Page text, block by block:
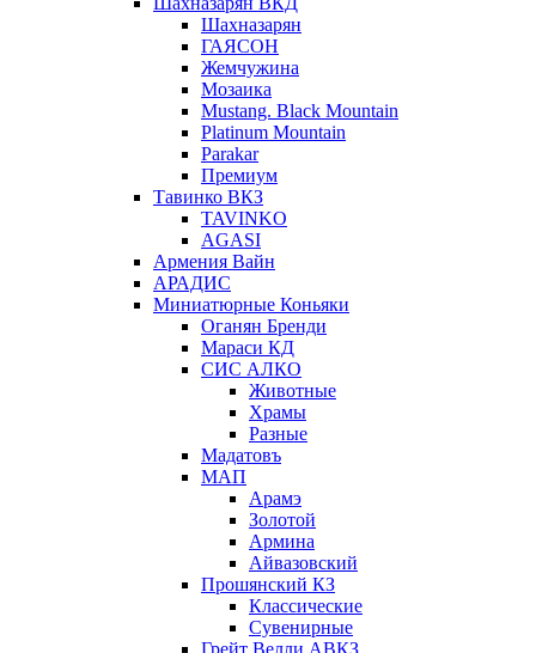
Шахназарян
ГАЯСОН
Жемчужина
Мозаика
Mustang. Black Mountain
Platinum Mountain
Parakar
Премиум
Тавинко ВКЗ
TAVINKO
AGASI
Армения Вайн
АРАДИС
Миниатюрные Коньяки
Оганян Бренди
Мараси КД
СИС АЛКО
Животные
Храмы
Разные
Мадатовъ
МАП
Арамэ
Золотой
Армина
Айвазовский
Прошянский КЗ
Классические
Сувенирные
Грейт Велли АВКЗ